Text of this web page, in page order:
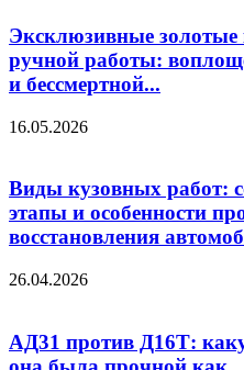
Эксклюзивные
ручной работы:
и бессмертной...
16.05.2026
Виды кузовных работ:
этапы и особенности
восстановления
26.04.2026
АД31 против Д16Т: